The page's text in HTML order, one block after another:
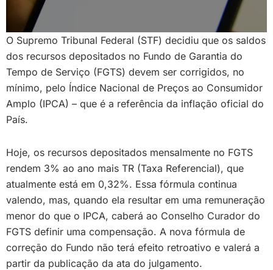
O Supremo Tribunal Federal (STF) decidiu que os saldos
dos recursos depositados no Fundo de Garantia do
Tempo de Serviço (FGTS) devem ser corrigidos, no
mínimo, pelo Índice Nacional de Preços ao Consumidor
Amplo (IPCA) – que é a referência da inflação oficial do
País.
Hoje, os recursos depositados mensalmente no FGTS
rendem 3% ao ano mais TR (Taxa Referencial), que
atualmente está em 0,32%. Essa fórmula continua
valendo, mas, quando ela resultar em uma remuneração
menor do que o IPCA, caberá ao Conselho Curador do
FGTS definir uma compensação. A nova fórmula de
correção do Fundo não terá efeito retroativo e valerá a
partir da publicação da ata do julgamento.